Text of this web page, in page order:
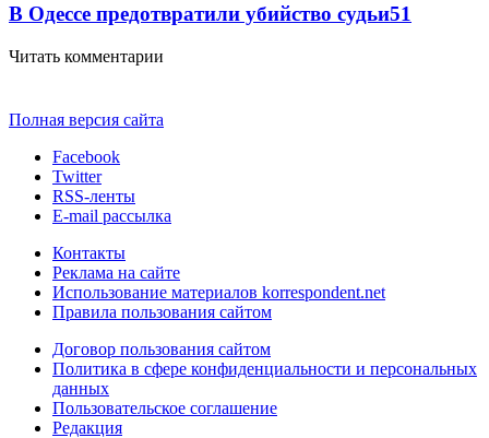
В Одессе предотвратили убийство судьи51
Читать комментарии
Полная версия сайта
Facebook
Twitter
RSS-ленты
E-mail рассылка
Контакты
Реклама на сайте
Использование материалов korrespondent.net
Правила пользования сайтом
Договор пользования сайтом
Политика в сфере конфиденциальности и персональных
данных
Пользовательское соглашение
Редакция